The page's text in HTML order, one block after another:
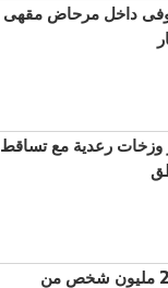
داخل مرحاض مقهى
وزخات رعدية مع تساقط
مرحبا 2026.. أكثر من 2,74 مليون شخص من